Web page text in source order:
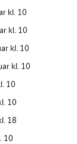
kl. 10
kl. 10
kl. 10
kl. 10
10
10
18
10